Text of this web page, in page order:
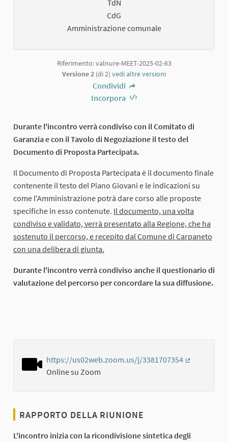
TdN
CdG
Amministrazione comunale
Riferimento: valnure-MEET-2025-02-63
Versione 2 (di 2) vedi altre versioni
Condividi
Incorpora
Durante l'incontro verrà condiviso con il Comitato di
Garanzia e con il Tavolo di Negoziazione il testo del
Documento di Proposta Partecipata.
Il Documento di Proposta Partecipata è il documento finale
contenente il testo del Piano Giovani e le indicazioni su
come l'Amministrazione potrà dare corso alle proposte
specifiche in esso contenute. Il documento, una volta
condiviso e validato, verrà presentato alla Regione, che ha
sostenuto il percorso, e recepito dal Comune di Carpaneto
con una delibera di giunta.
Durante l'incontro verrà condiviso anche il questionario di
valutazione del percorso per concordare la sua diffusione.
https://us02web.zoom.us/j/3381707354
Online su Zoom
RAPPORTO DELLA RIUNIONE
L'incontro inizia con la ricondivisione sintetica degli